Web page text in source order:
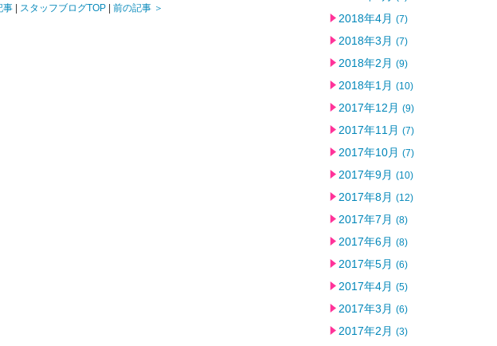
事 スタッフブログTOP 前の記事 ＞
2018年4月 (7)
2018年3月 (7)
2018年2月 (9)
2018年1月 (10)
2017年12月 (9)
2017年11月 (7)
2017年10月 (7)
2017年9月 (10)
2017年8月 (12)
2017年7月 (8)
2017年6月 (8)
2017年5月 (6)
2017年4月 (5)
2017年3月 (6)
2017年2月 (3)